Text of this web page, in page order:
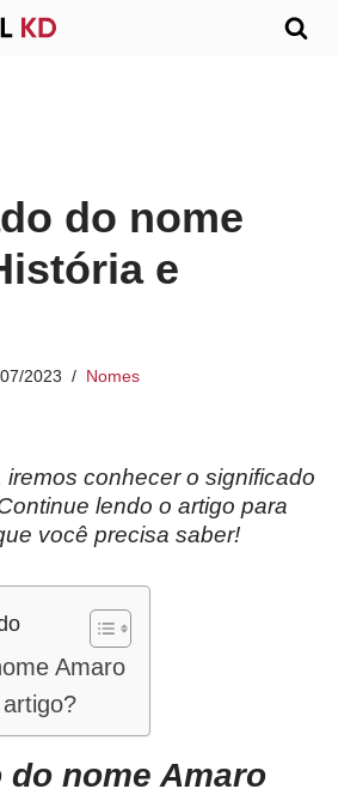
do nome
e
2023 Nomes
iremos conhecer o significado
lendo o artigo para
você precisa saber!
Amaro
nome Amaro